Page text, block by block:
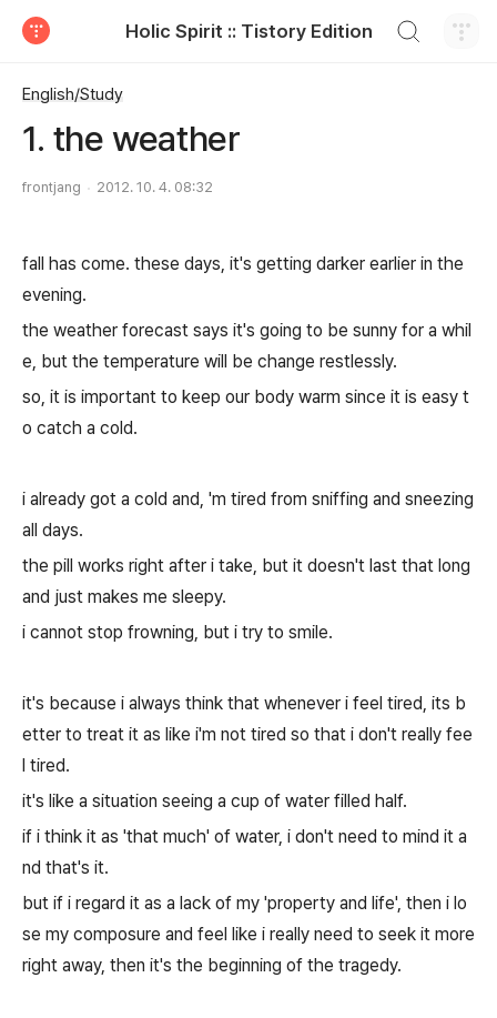
Holic Spirit :: Tistory Edition
English/Study
1. the weather
frontjang 2012. 10. 4. 08:32
fall has come. these days, it's getting darker earlier in the
evening.
the weather forecast says it's going to be sunny for a whil
e, but the temperature will be change restlessly.
so, it is important to keep our body warm since it is easy t
o catch a cold.
i already got a cold and, 'm tired from sniffing and sneezing
all days.
the pill works right after i take, but it doesn't last that long
and just makes me sleepy.
i cannot stop frowning, but i try to smile.
it's because i always think that whenever i feel tired, its b
etter to treat it as like i'm not tired so that i don't really fee
l tired.
it's like a situation seeing a cup of water filled half.
if i think it as 'that much' of water, i don't need to mind it a
nd that's it.
but if i regard it as a lack of my 'property and life', then i lo
se my composure and feel like i really need to seek it more
right away, then it's the beginning of the tragedy.